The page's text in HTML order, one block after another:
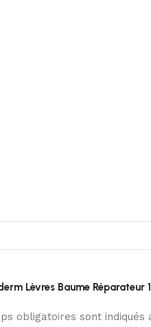
Lèvres Baume Réparateur
obligatoires sont indiqués